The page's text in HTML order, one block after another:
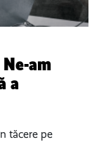
am
a
tăcere pe